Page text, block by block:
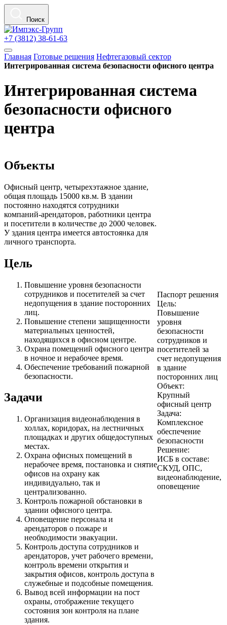
Поиск
+7 (3812) 38-61-63
Главная Готовые решения Нефтегазовый сектор
Интегрированная система безопасности офисного центра
Интегрированная система
безопасности офисного
центра
Объекты
Офисный центр, четырехэтажное здание,
общая площадь 15000 кв.м. В здании
постоянно находятся сотрудники
компаний-арендаторов, работники центра
и посетители в количестве до 2000 человек.
У здания центра имеется автостоянка для
личного транспорта.
Цель
Повышение уровня безопасности
сотрудников и посетителей за счет
недопущения в здание посторонних
лиц.
Повышение степени защищенности
материальных ценностей,
находящихся в офисном центре.
Охрана помещений офисного центра
в ночное и нерабочее время.
Обеспечение требований пожарной
безопасности.
Задачи
Организация видеонаблюдения в
холлах, коридорах, на лестничных
площадках и других общедоступных
местах.
Охрана офисных помещений в
нерабочее время, постановка и снятие
офисов на охрану как
индивидуально, так и
централизованно.
Контроль пожарной обстановки в
здании офисного центра.
Оповещение персонала и
арендаторов о пожаре и
необходимости эвакуации.
Контроль доступа сотрудников и
арендаторов, учет рабочего времени,
контроль времени открытия и
закрытия офисов, контроль доступа в
служебные и подсобные помещения.
Вывод всей информации на пост
охраны, отображение текущего
состояния зон контроля на плане
здания.
Паспорт решения
Цель:
Повышение
уровня
безопасности
сотрудников и
посетителей за
счет недопущения
в здание
посторонних лиц
Объект:
Крупный
офисный центр
Задача:
Комплексное
обеспечение
безопасности
Решение:
ИСБ в составе:
СКУД, ОПС,
видеонаблюдение,
оповещение